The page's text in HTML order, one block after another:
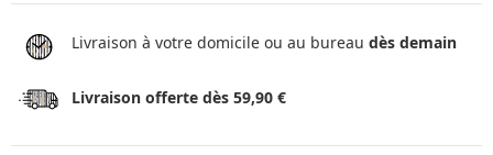
Livraison à votre domicile ou au bureau dès demain
Livraison offerte dès 59,90 €